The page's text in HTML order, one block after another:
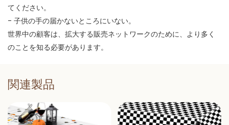
てください。
- 子供の手の届かないところにいない。
世界中の顧客は、拡大する販売ネットワークのために、より多く
のことを知る必要があります。
関連製品